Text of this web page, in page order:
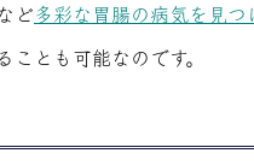
ど多彩な胃腸の病気を見つ
とも可能なのです。